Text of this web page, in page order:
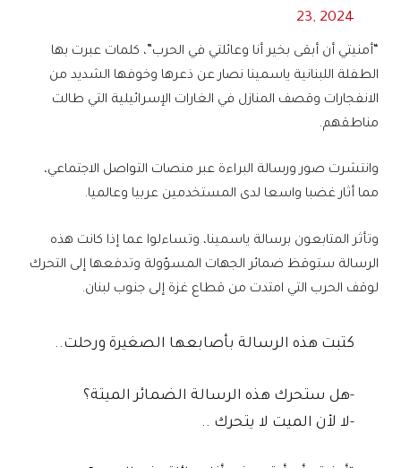
23, 2024
“أمنيتي أن أبقى بخير أنا وعائلتي في الحرب”، كلمات عبرت بها
الطفلة اللبنانية ياسمينا نصار عن ذعرها وخوفها الشديد من
الانفجارات وقصف المنازل في الغارات الإسرائيلية التي طالت
مناطقهم.
وانتشرت صور ورسالة البراءة عبر منصات التواصل الاجتماعي،
مما أثار غضبا واسعا لدى المستخدمين عربيا وعالميا.
وتأثر المتابعون برسالة ياسمينا، وتساءلوا عما إذا كانت هذه
الرسالة ستوقظ ضمائر الجهات المسؤولة وتدفعها إلى التحرك
لوقف الحرب التي امتدت من قطاع غزة إلى جنوب لبنان.
كتبت هذه الرسالة بأصابعها الصغيرة ورحلت..
-هل ستحرك هذه الرسالة الضمائر الميتة؟
-لا لأن الميت لا يتحرك ..